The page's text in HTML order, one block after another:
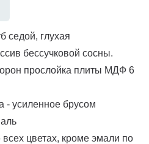
седой, глухая
бессучковой сосны.
прослойка плиты МДФ 6
- усиленное брусом
цветах, кроме эмали по